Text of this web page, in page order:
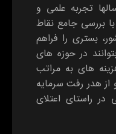
تجربه علمی و
بررسی جامع نقاط
بستری را فراهم
در حوزه های
های به مراتب
از هدر رفت سرمایه
راستای اعتلای